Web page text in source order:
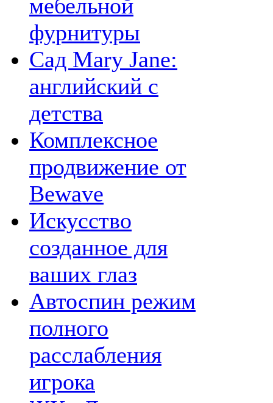
мебельной
фурнитуры
Сад Mary Jane:
английский с
детства
Комплексное
продвижение от
Bewave
Искусство
созданное для
ваших глаз
Автоспин режим
полного
расслабления
игрока